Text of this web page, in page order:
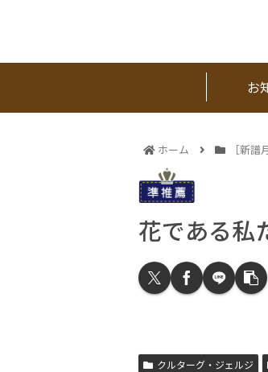
お
ホーム ［新
花である私
クルターグ・ジェルジ